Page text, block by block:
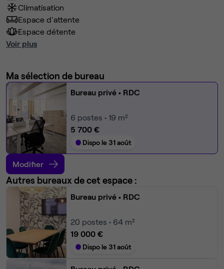
Climatisation
Espace d'attente
Espace détente
Voir plus
Ma sélection de bureau
Bureau privé • RDC
6 postes • 19 m²
5 700 €
Dispo le 31 août
Modifier
Autres bureaux de cet espace :
Bureau privé • RDC
20 postes • 64 m²
19 000 €
Dispo le 31 août